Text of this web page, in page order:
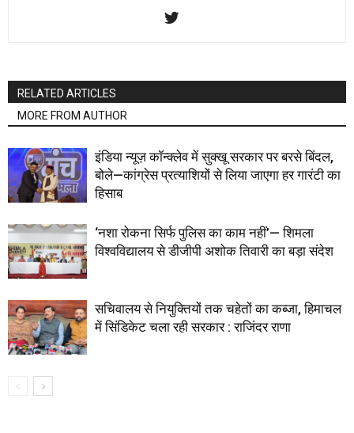
RELATED ARTICLES
MORE FROM AUTHOR
इंडिया न्यूज़ कॉन्क्लेव में सुक्खू सरकार पर बरसे बिंदल,
बोले—कांग्रेस प्रत्याशियों से लिया जाएगा हर गारंटी का
हिसाब
‘नशा रोकना सिर्फ पुलिस का काम नहीं’— शिमला
विश्वविद्यालय से डीजीपी अशोक तिवारी का बड़ा संदेश
सचिवालय से नियुक्तियों तक चहेतों का कब्जा, हिमाचल
में सिंडिकेट चला रही सरकार : राजिंदर राणा